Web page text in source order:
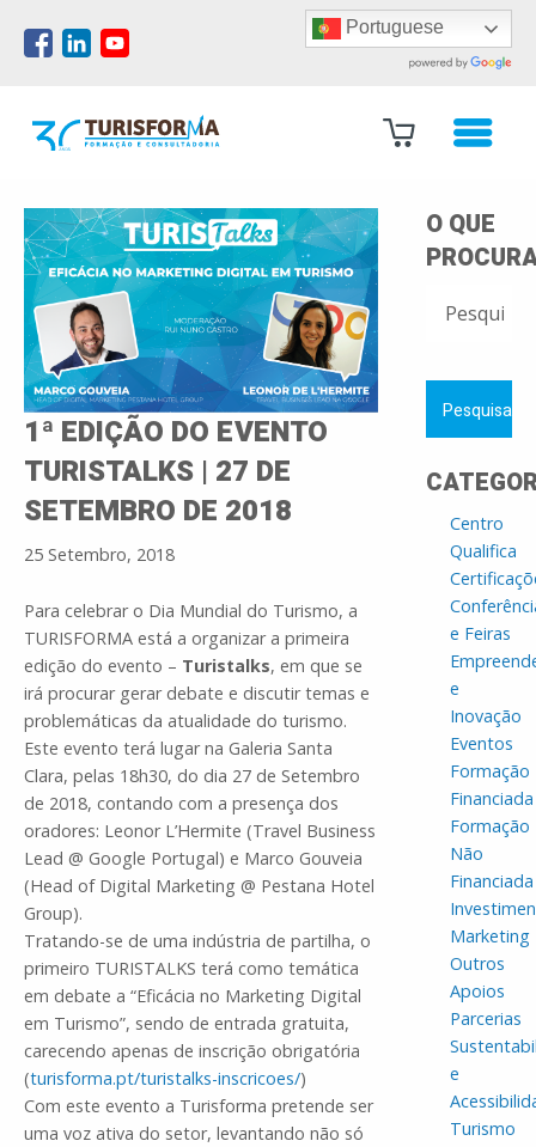
Portuguese
1ª EDIÇÃO DO EVENTO
TURISTALKS | 27 DE
SETEMBRO DE 2018
25 Setembro, 2018
Para celebrar o Dia Mundial do Turismo, a
TURISFORMA está a organizar a primeira
edição do evento – Turistalks, em que se
irá procurar gerar debate e discutir temas e
problemáticas da atualidade do turismo.
Este evento terá lugar na Galeria Santa
Clara, pelas 18h30, do dia 27 de Setembro
de 2018, contando com a presença dos
oradores: Leonor L’Hermite (Travel Business
Lead @ Google Portugal) e Marco Gouveia
(Head of Digital Marketing @ Pestana Hotel
Group).
Tratando-se de uma indústria de partilha, o
primeiro TURISTALKS terá como temática
em debate a “Eficácia no Marketing Digital
em Turismo”, sendo de entrada gratuita,
carecendo apenas de inscrição obrigatória
(turisforma.pt/turistalks-inscricoes/)
Com este evento a Turisforma pretende ser
uma voz ativa do setor, levantando não só
O QUE
POR:
Centro
Qualifica
e Feiras
e
Inovação
Eventos
Formação
Financiada
Formação
Não
Financiada
Marketing
Outros
Apoios
Parcerias
e
Turismo